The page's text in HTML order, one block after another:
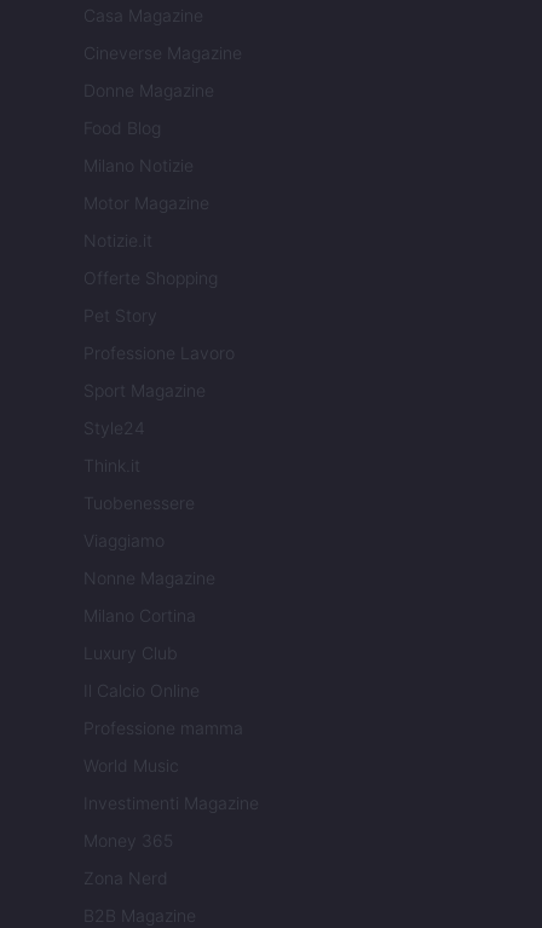
Casa Magazine
Cineverse Magazine
Donne Magazine
Food Blog
Milano Notizie
Motor Magazine
Notizie.it
Offerte Shopping
Pet Story
Professione Lavoro
Sport Magazine
Style24
Think.it
Tuobenessere
Viaggiamo
Nonne Magazine
Milano Cortina
Luxury Club
Il Calcio Online
Professione mamma
World Music
Investimenti Magazine
Money 365
Zona Nerd
B2B Magazine